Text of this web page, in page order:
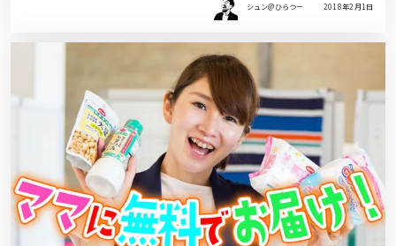
シュン@ひらつー 2018年2月1日